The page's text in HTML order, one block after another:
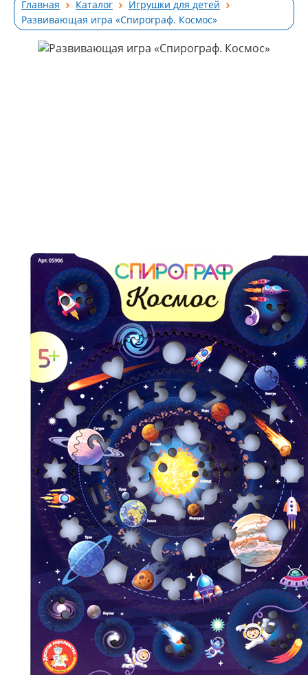
Главная Каталог
Игрушки для детей
Развивающая игра «Спирограф. Космос»